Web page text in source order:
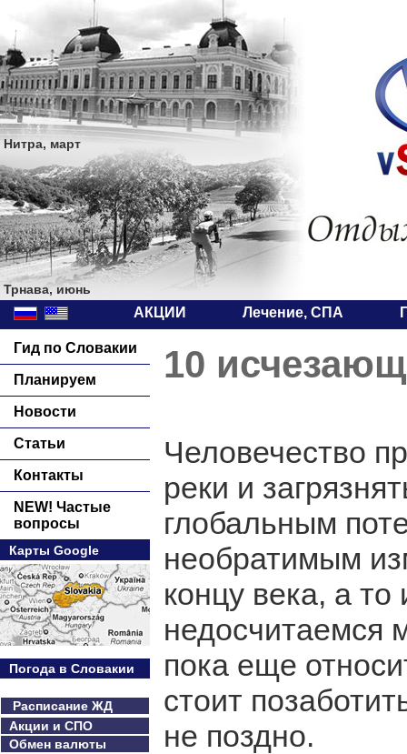
Нитра, март
Трнава, июнь
АКЦИИ Лечение, СПА
Гид по Словакии
Планируем
Новости
Статьи
Контакты
NEW! Частые
вопросы
Карты Google
Погода в Словакии
Расписание ЖД
Акции и СПО
Обмен валюты
10
Человечество
реки и
глобальным
необратимым
концу века, а
недосчитаемся
пока еще
стоит
не поздно.